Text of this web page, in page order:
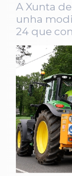
A Xunta
unha
24 que